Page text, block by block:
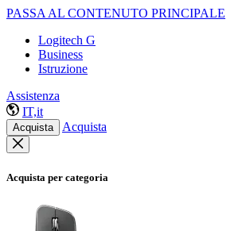
PASSA AL CONTENUTO PRINCIPALE
Logitech G
Business
Istruzione
Assistenza
IT,it
Acquista Acquista
Acquista per categoria